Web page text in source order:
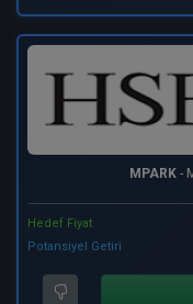
MPARK-
Hedef Fiyat
Potansiyel Getiri